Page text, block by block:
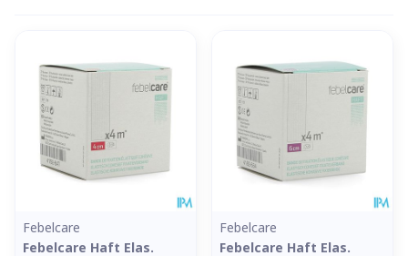
Febelcare
Febelcare Haft Elas.
Febelcare
Febelcare Haft Elas.